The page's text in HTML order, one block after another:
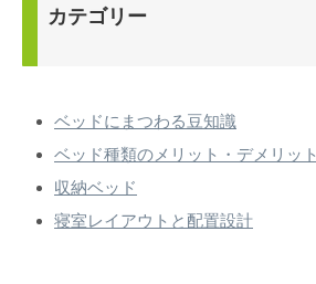
カテゴリー
ベッドにまつわる豆知識
ベッド種類のメリット・デメリット
収納ベッド
寝室レイアウトと配置設計